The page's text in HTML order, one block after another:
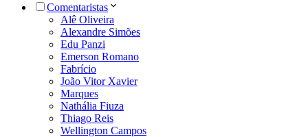
Comentaristas
Alê Oliveira
Alexandre Simões
Edu Panzi
Emerson Romano
Fabrício
João Vitor Xavier
Marques
Nathália Fiuza
Thiago Reis
Wellington Campos